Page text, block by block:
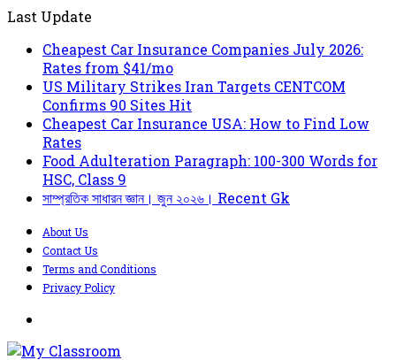
Last Update
Cheapest Car Insurance Companies July 2026:
Rates from $41/mo
US Military Strikes Iran Targets CENTCOM
Confirms 90 Sites Hit
Cheapest Car Insurance USA: How to Find Low
Rates
Food Adulteration Paragraph: 100-300 Words for
HSC, Class 9
সাম্প্রতিক সাধারন জ্ঞান। জুন ২০২৬। Recent Gk
About Us
Contact Us
Terms and Conditions
Privacy Policy